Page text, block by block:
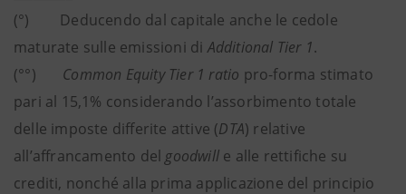
(°) Deducendo dal capitale anche le cedole
maturate sulle emissioni diAdditional Tier 1.
(°°) Common Equity Tier 1 ratio pro-forma stimato
pari al 15,1% considerando l’assorbimento totale
delle imposte differite attive (DTA) relative
all’affrancamento del goodwill e alle rettifiche su
crediti, nonché alla prima applicazione del principio